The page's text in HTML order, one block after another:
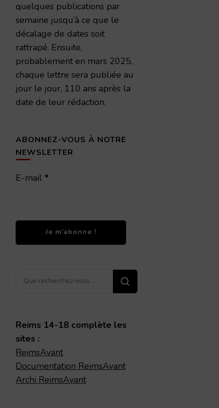
quelques publications par
semaine jusqu’à ce que le
décalage de dates soit
rattrapé. Ensuite,
probablement en mars 2025,
chaque lettre sera publiée au
jour le jour, 110 ans après la
date de leur rédaction.
ABONNEZ-VOUS À NOTRE
NEWSLETTER
E-mail *
Vous
Reims 14-18 complète les
sites :
ReimsAvant
Documentation ReimsAvant
Archi ReimsAvant